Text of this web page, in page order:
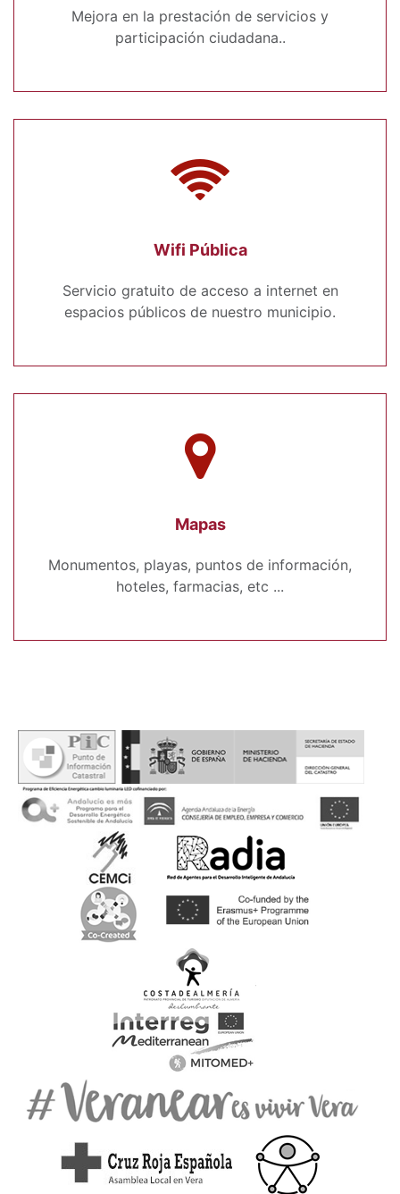
Mejora en la prestación de servicios y
participación ciudadana..
Wifi Pública
Servicio gratuito de acceso a internet en
espacios públicos de nuestro municipio.
Mapas
Monumentos, playas, puntos de información,
hoteles, farmacias, etc ...